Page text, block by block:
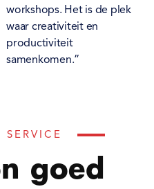
workshops. Het is de plek
waar creativiteit en
productiviteit
samenkomen.”
SERVICE
goed